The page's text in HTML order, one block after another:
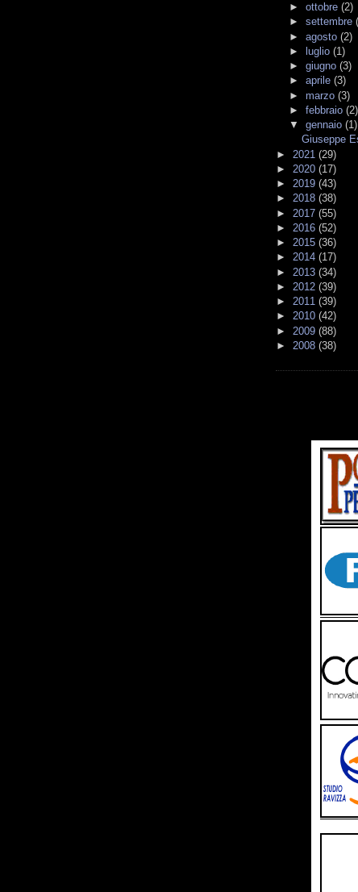
► ottobre (2)
► settembre
► agosto (2)
►
luglio (1)
► giugno (3)
► aprile (3)
► marzo (3)
► febbraio (2)
▼ gennaio (1)
Giuseppe
► 2021 (29)
► 2020 (17)
► 2019 (43)
► 2018 (38)
► 2017 (55)
► 2016 (52)
► 2015 (36)
► 2014 (17)
► 2013 (34)
► 2012 (39)
► 2011 (39)
► 2010 (42)
► 2009 (88)
► 2008 (38)